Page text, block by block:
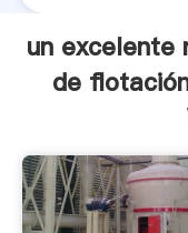
un excelente
de